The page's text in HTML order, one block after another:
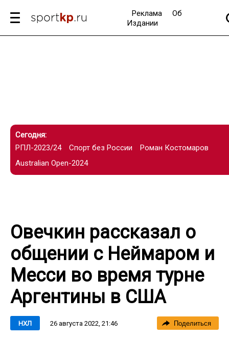
Реклама
Об
Издании
Сегодня:
РПЛ-2023/24
Спорт без России
Роман Костомаров
Australian Open-2024
Овечкин рассказал о
общении с Неймаром и
Месси во время турне
Аргентины в США
НХЛ 26 августа 2022, 21:46 Поделиться